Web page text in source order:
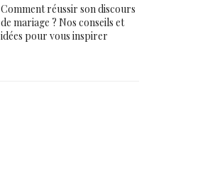
Comment réussir son discours
de mariage ? Nos conseils et
idées pour vous inspirer